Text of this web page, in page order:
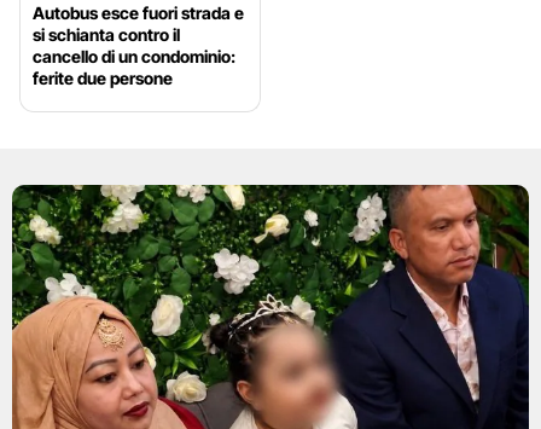
Autobus esce fuori strada e
si schianta contro il
cancello di un condominio:
ferite due persone